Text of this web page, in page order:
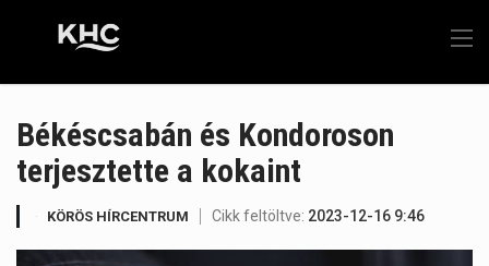
Békéscsabán és Kondoroson
terjesztette a kokaint
KÖRÖS HÍRCENTRUM Cikk feltöltve: 2023-12-16 9:46